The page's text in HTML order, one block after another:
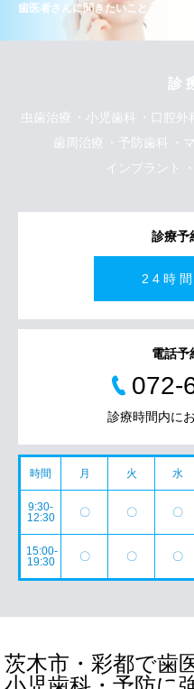
歯医者さんに聞きたいこと
診
虫歯治療 小児歯科 口腔外
歯周治療
予防歯科
インプラント
診療予
2 4 時
電話予
072-
診療時間内にお
時間 月 火 水
9:30-
12:30
〇 〇 〇
15:00-
19:30
〇 〇 〇
茨木市・彩都で歯